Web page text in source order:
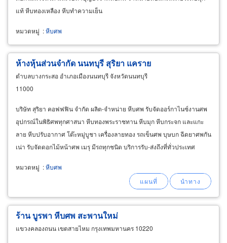
แท้ หีบทองเหลือง หีบทำความเย็น
หมวดหมู่ :หีบศพ
ห้างหุ้นส่วนจำกัด นนทบุรี สุริยา แคราย
ตำบลบางกระสอ อำเภอเมืองนนทบุรี จังหวัดนนทบุรี
11000
บริษัท สุริยา คอฟฟฟิน จำกัด ผลิต-จำหน่าย หีบศพ รับจัดออร์กาไนซ์งานศพ
อุปกรณ์ในพิธิศพทุกศาสนา หีบทองพระราชทาน หีบมุก หีบกระจก และแกะ
ลาย หีบปรับอากาศ โต๊ะหมู่บูชา เครื่องลายทอง รถเข็นศพ บุษบก ฉีดยาศพกัน
เน่า รับจัดดอกไม้หน้าศพ เมรุ มีรถทุกชนิด บริการรับ-ส่งถึงที่ทั่วประเทศ
หมวดหมู่ :หีบศพ
ร้าน บูรพา หีบศพ สะพานใหม่
แขวงคลองถนน เขตสายไหม กรุงเทพมหานคร 10220